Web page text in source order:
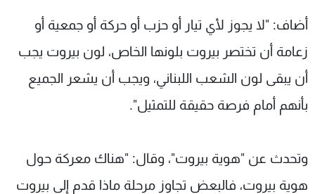
أضاف: "لا يجوز لأي تيار أو حزب أو حركة أو جمعية أو
زعامة أن تختصر بيروت بلونها الخاص، لون بيروت يجب
أن يبقى لون الشعب اللبناني، ويجب أن يشعر الجميع
بأنهم أمام فرصة حقيقة للتمثيل".
وتحدث عن "هوية بيروت"، وقال: "هناك معركة حول
هوية بيروت، فالبعض تجاوز مرحلة ماذا قدم إلى بيروت